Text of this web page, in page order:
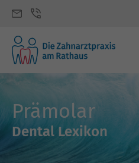
Prämolar
Dental Lexikon